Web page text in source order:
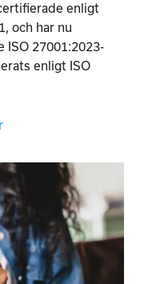
enligt
och har nu
ISO 27001:2023-
enligt ISO